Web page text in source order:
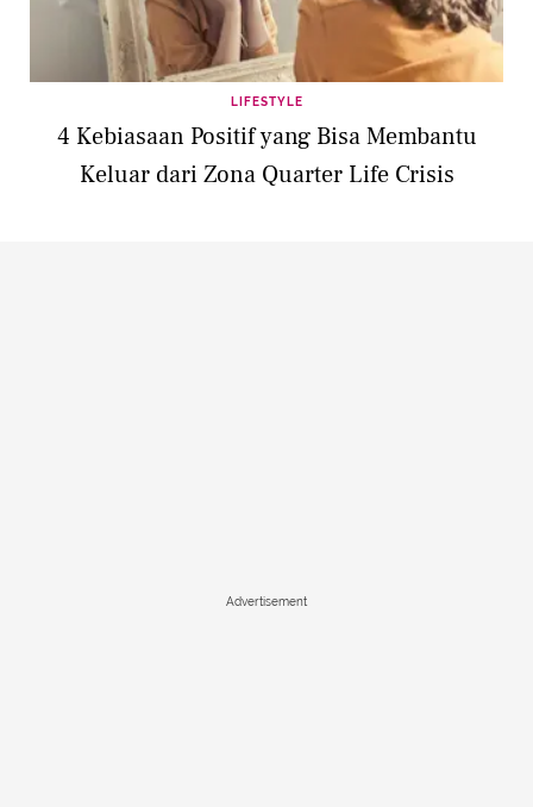
LIFESTYLE
4 Kebiasaan Positif yang Bisa Membantu
Keluar dari Zona Quarter Life Crisis
Advertisement